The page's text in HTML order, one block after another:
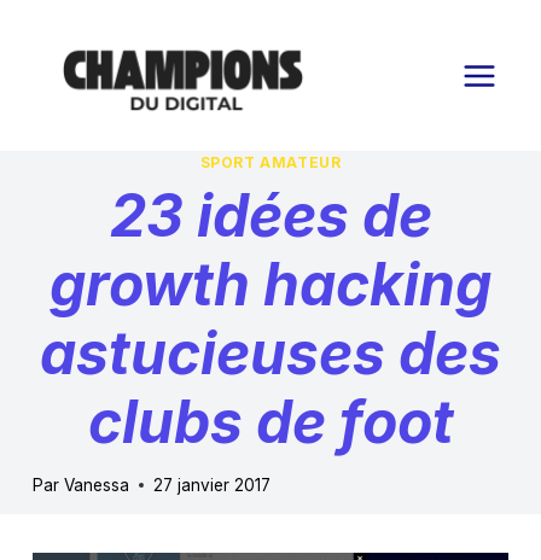
contenu
SPORT AMATEUR
23 idées de
growth hacking
astucieuses des
clubs de foot
Par Vanessa 27 janvier 2017